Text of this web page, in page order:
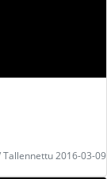
Tallennettu 2016-03-09